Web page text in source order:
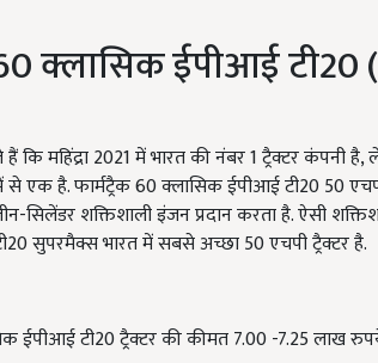
क्लासिक ईपीआई
महिंद्रा 2021 में भारत की नंबर 1 ट्रैक्टर कंपनी
में से एक है. फार्मट्रैक 60 क्लासिक ईपीआई टी20 50
सिलेंडर शक्तिशाली इंजन प्रदान करता है. ऐसी
सुपरमैक्स भारत में सबसे अच्छा 50 एचपी ट्रैक्टर है.
ईपीआई टी20 ट्रैक्टर की कीमत 7.00 -7.25 लाख